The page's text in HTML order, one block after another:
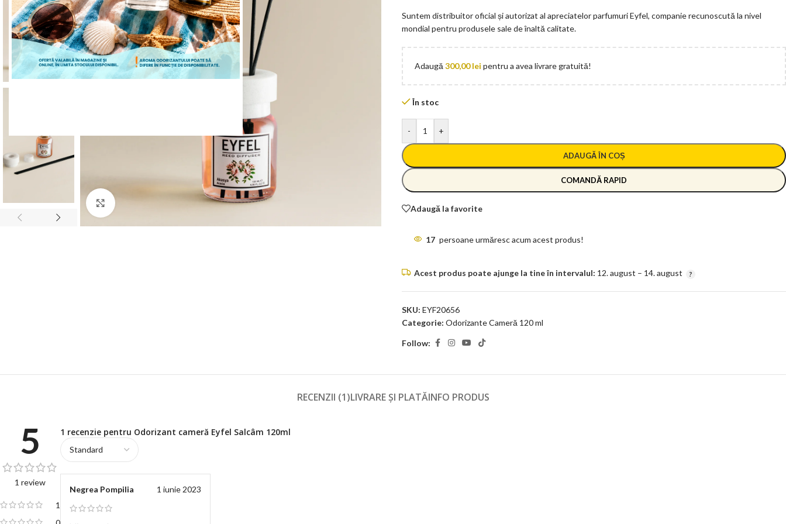
Suntem distribuitor oficial și autorizat al apreciatelor parfumuri Eyfel, companie recunoscută la nivel
mondial pentru produsele sale de înaltă calitate.
Adaugă300,00lei pentru a avea livrare gratuită!
În stoc
- +
ADAUGĂ ÎN COȘ
COMANDĂ RAPID
Adaugă la favorite
17 persoane urmăresc acum acest produs!
Acest produs poate ajunge la tine în intervalul: 12. august – 14. august
SKU: EYF20656
Categorie: Odorizante Cameră 120 ml
Follow:
RECENZII (1)LIVRARE ȘI PLATĂINFO PRODUS
5
1 review
1
1 recenzie pentru Odorizant cameră Eyfel Salcâm 120ml
Negrea Pompilia 1 iunie 2023